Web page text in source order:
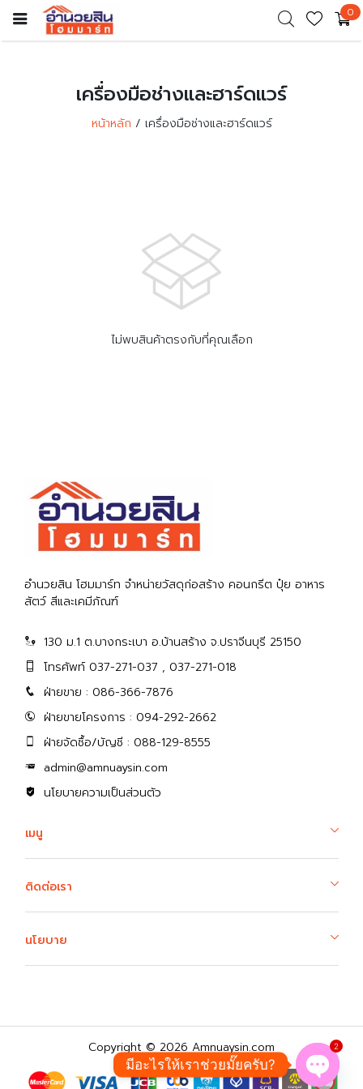
0
เครื่องมือช่างและฮาร์ดแวร์
หน้าหลัก เครื่องมือช่างและฮาร์ดแวร์
ไม่พบสินค้าตรงกับที่คุณเลือก
อำนวยสิน โฮมมาร์ท จำหน่ายวัสดุก่อสร้าง คอนกรีต ปุ๋ย อาหาร
สัตว์ สีและเคมีภัณฑ์
130 ม.1 ต.บางกระเบา อ.บ้านสร้าง จ.ปราจีนบุรี 25150
โทรศัพท์ 037-271-037 , 037-271-018
ฝ่ายขาย : 086-366-7876
ฝ่ายขายโครงการ : 094-292-2662
ฝ่ายจัดซื้อ/บัญชี : 088-129-8555
admin@amnuaysin.com
นโยบายความเป็นส่วนตัว
เมนู
ติดต่อเรา
นโยบาย
Copyright © 2026 Amnuaysin.com
มีอะไรให้เราช่วยมั๊ยครับ?
2